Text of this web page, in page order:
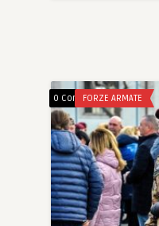
0 CommentsFORZE ARMATE